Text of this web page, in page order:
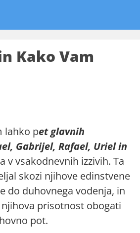
Kako Vam
lahko pet glavnih
Gabrijel, Rafael, Uriel in
v vsakodnevnih izzivih. Ta
skozi njihove edinstvene
do duhovnega vodenja, in
prisotnost obogati
pot.